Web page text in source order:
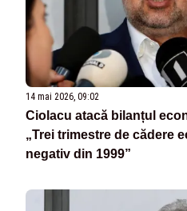
14 mai 2026, 09:02
Ciolacu atacă bilanțul
„Trei trimestre de cădere
negativ din 1999”